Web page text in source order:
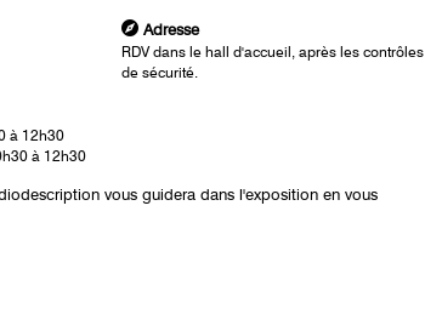
Adresse
RDV dans le hall d'accueil, après les contrôles
de sécurité.
à 12h30
à 12h30
vous guidera dans l'exposition en vous